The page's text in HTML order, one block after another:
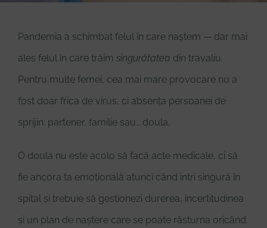
Pandemia a schimbat felul în care naștem — dar mai
ales felul în care trăim singurătatea din travaliu.
Pentru multe femei, cea mai mare provocare nu a
fost doar frica de virus, ci absența persoanei de
sprijin: partener, familie sau… doula.
O doula nu este acolo să facă acte medicale, ci să
fie ancora ta emoțională atunci când intri singură în
spital și trebuie să gestionezi durerea, incertitudinea
și un plan de naștere care se poate răsturna oricând.